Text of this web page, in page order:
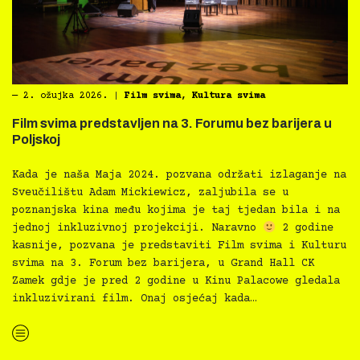
― 2. ožujka 2026. Film svima, Kultura svima
Film svima predstavljen na 3. Forumu bez barijera u
Poljskoj
Kada je naša Maja 2024. pozvana održati izlaganje na
Sveučilištu Adam Mickiewicz, zaljubila se u
poznanjska kina među kojima je taj tjedan bila i na
jednoj inkluzivnoj projekciji. Naravno
2 godine
kasnije, pozvana je predstaviti Film svima i Kulturu
svima na 3. Forum bez barijera, u Grand Hall CK
Zamek gdje je pred 2 godine u Kinu Palacowe gledala
inkluzivirani film. Onaj osjećaj kada…
“Film svima predstavljen na 3. Forumu bez barijera u Poljskoj”